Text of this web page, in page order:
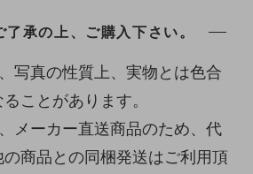
了承の上、ご購入下さい。
写真の性質上、実物とは色合
ことがあります。
メーカー直送商品のため、代
商品との同梱発送はご利用頂